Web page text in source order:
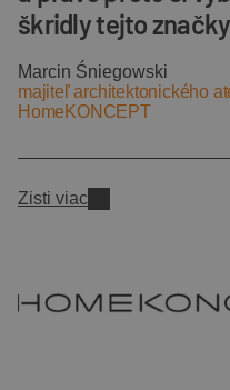
škridly tejto
Marcin Śniegowski
majiteľ architektonického
HomeKONCEPT
Zisti viac